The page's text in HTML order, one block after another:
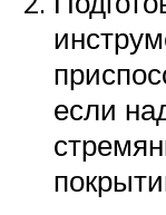
если